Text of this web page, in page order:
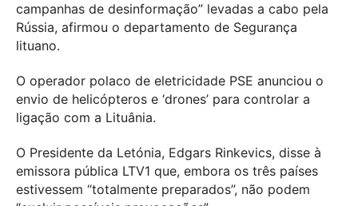
campanhas de desinformação” levadas a cabo pela
Rússia, afirmou o departamento de Segurança
lituano.
O operador polaco de eletricidade PSE anunciou o
envio de helicópteros e ‘drones’ para controlar a
ligação com a Lituânia.
O Presidente da Letónia, Edgars Rinkevics, disse à
emissora pública LTV1 que, embora os três países
estivessem “totalmente preparados”, não podem